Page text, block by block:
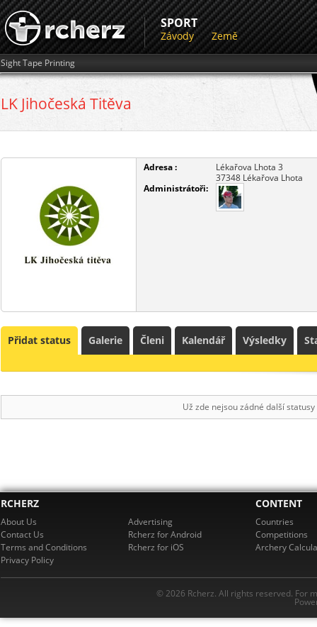
SPORT
Závody Země
Sight Tape Printing
LK Jihočeská Titěva
Adresa :
Lékařova Lhota 3
37348 Lékařova Lhota
Administrátoři:
Přidat status Galerie Členi Kalendář Výsledky
Už zde nejsou zádné další statusy
RCHERZ
About Us
Contact Us
Terms and Conditions
Privacy Policy
Advertising
Rcherz for Android
Rcherz for iOS
CONTENT
Countries
Competitions
Archery
© 2026 Rcherz. All rights reserved. For